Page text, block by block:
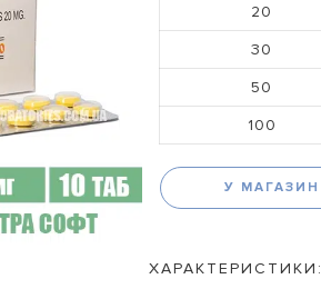
20
30
50
100
У МАГАЗИН
ХАРАКТЕРИСТИКИ: